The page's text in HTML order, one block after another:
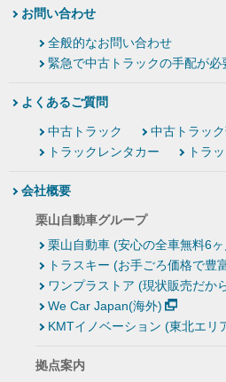
お問い合わせ
全般的なお問い合わせ
緊急で中古トラックの手配が必
よくあるご質問
中古トラック
中古トラッ
トラックレンタカー
トラ
会社概要
栗山自動車グループ
栗山自動車 (安心の全車無料6
トラスキー (お手ごろ価格で豊
ワンプラストア (現状販売だか
We Car Japan(海外)
KMTイノベーション (東北エリ
拠点案内